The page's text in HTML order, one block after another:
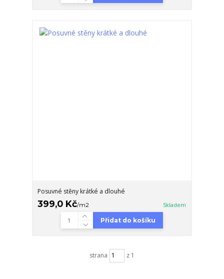
Posuvné stěny krátké a dlouhé
399,0 Kč/m2 Skladem
Přidat do košíku
strana z 1